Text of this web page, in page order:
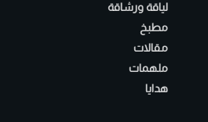
لياقة ورشاقة
مطبخ
مقالات
ملهمات
هدايا